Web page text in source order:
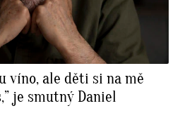
víno, ale děti si na mě
je smutný Daniel